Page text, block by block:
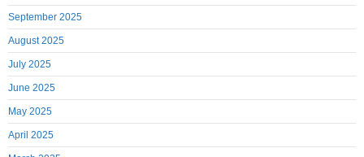
September 2025
August 2025
July 2025
June 2025
May 2025
April 2025